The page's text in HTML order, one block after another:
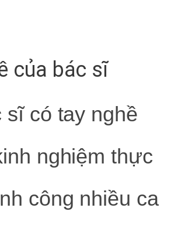
của bác sĩ
sĩ có tay nghề
nghiệm thực
công nhiều ca